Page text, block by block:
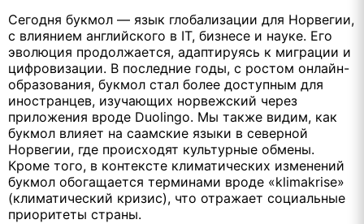
Сегодня букмол — язык глобализации для Норвегии,
с влиянием английского в IT, бизнесе и науке. Его
эволюция продолжается, адаптируясь к миграции и
цифровизации. В последние годы, с ростом онлайн-
образования, букмол стал более доступным для
иностранцев, изучающих норвежский через
приложения вроде Duolingo. Мы также видим, как
букмол влияет на саамские языки в северной
Норвегии, где происходят культурные обмены.
Кроме того, в контексте климатических изменений
букмол обогащается терминами вроде «klimakrise»
(климатический кризис), что отражает социальные
приоритеты страны.